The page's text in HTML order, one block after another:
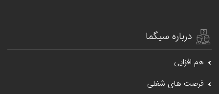
درباره سیگما
هم افزایی
فرصت های شغلی